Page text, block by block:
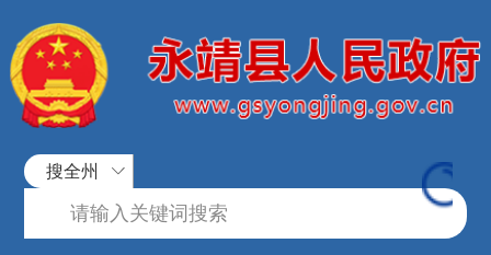
搜全州